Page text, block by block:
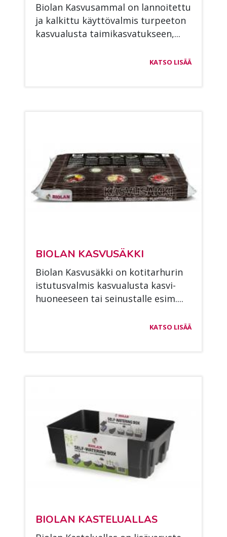
Bio­lan Kas­vusam­mal on lan­noi­tet­tu
ja kal­kit­tu käyt­tö­val­mis tur­pee­ton
kas­vua­lus­ta tai­mi­kas­va­tuk­seen,...
KATSO LISÄÄ
BIO­LAN KAS­VUSÄK­KI
Bio­lan Kas­vusäk­ki on ko­ti­tar­hu­rin
is­tu­tus­val­mis kas­vua­lus­ta kas­vi­
huo­nee­seen tai sei­nus­tal­le esim....
KATSO LISÄÄ
BIO­LAN KAS­TE­LUAL­LAS